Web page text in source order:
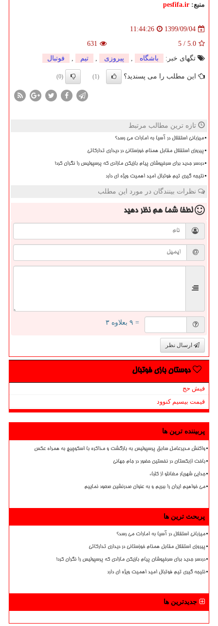
منبع: pesfifa.ir
1399/09/04
11:44:26
5.0
/
5
631
تگهای خبر:
باشگاه , پیروزی , تیم , فوتبال
این مطلب را می پسندید؟ (1)
(0)
تازه ترین مطالب مرتبط
میزبانی استقلال در آسیا به امارات می رسد؟
پیروزی استقلال مقابل همنام خوزستانی در دیداری تدارکاتی
دردسر جدید برای سرخپوشان پیام بازیکن مازادی که پرسپولیس را نگران کرد!
نتیجه گیری تیم فوتبال امید اهمیت ویژه ای دارد
نظرات بینندگان در مورد این مطلب
لطفا شما همنظر دهید
= ۹ بعلاوه ۳
ارسال نظر
دوستان بازی فوتبال
فیش حج
قیمت بیسیم کنوود
پربیننده ترین ها
واکنش مدیرعامل سابق پرسپولیس به بازگشت و مذاکره با اسکوچیچ به همراه عکس
باخت ازبکستان در نخستین حضور در جام جهانی
جدایی شهریار مغانلو از کلباء
می خواهیم ایران را ببریم و به عنوان صدرنشین صعود نماییم
پربحث ترین ها
میزبانی استقلال در آسیا به امارات می رسد؟
پیروزی استقلال مقابل همنام خوزستانی در دیداری تدارکاتی
دردسر جدید برای سرخپوشان پیام بازیکن مازادی که پرسپولیس را نگران کرد!
نتیجه گیری تیم فوتبال امید اهمیت ویژه ای دارد
جدیدترین ها